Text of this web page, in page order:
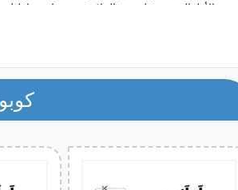
والأطفال، وتشمل هذه الملابس قمصان،
: يقدم متجر أر اند بي أحذية مميزة لجميع
الإكسسوارات: يمكنك العثور على مجموعة
الحقائب، الأحزمة، النظارات الشمسية، حقائب
ما هي مواصفات كود خصم آر
يتميز كود خصم آر أند بي السعودية
كوبونات الخصم بمجموعة من الخصائص